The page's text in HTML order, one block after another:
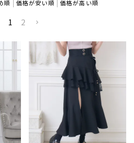
順 価格が安い順 価格が高い順
1 2